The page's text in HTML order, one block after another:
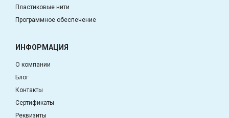
Пластиковые нити
Программное обеспечение
ИНФОРМАЦИЯ
О компании
Блог
Контакты
Сертификаты
Реквизиты